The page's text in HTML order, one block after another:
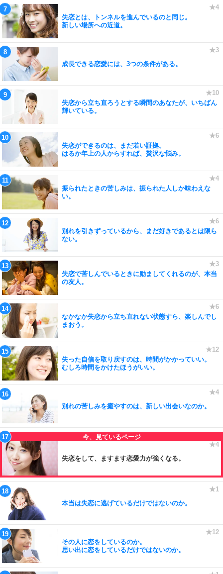
失恋とは、トンネルを進んでいるのと同じ。
新しい場所への近道。
成長できる恋愛には、3つの条件がある。
失恋から立ち直ろうとする瞬間のあなたが、いちばん
輝いている。
失恋ができるのは、まだ若い証拠。
はるか年上の人からすれば、贅沢な悩み。
振られたときの苦しみは、振られた人しか味わえな
い。
別れを引きずっているから、まだ好きであるとは限ら
ない。
失恋で苦しんでいるときに励ましてくれるのが、本当
の友人。
なかなか失恋から立ち直れない状態すら、楽しんでし
まおう。
失った自信を取り戻すのは、時間がかかっていい。
むしろ時間をかけたほうがいい。
別れの苦しみを癒やすのは、新しい出会いなのか。
失恋をして、ますます恋愛力が強くなる。
本当は失恋に逃げているだけではないのか。
その人に恋をしているのか。
思い出に恋をしているだけではないのか。